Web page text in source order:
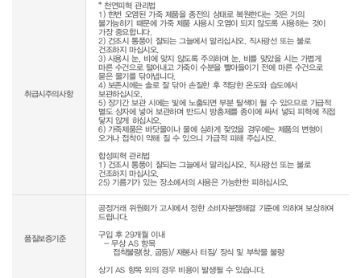
취급시주의사항
* 천연피혁 관리법
1) 한번 오염된 가죽 제품을 종전의 상태로 복원한다는 것은 거의
불가능하기 때문에 가죽 제품 사용시 오염이 되지 않도록 사용하는 것이
가장 중요합니다.
2) 건조시 통풍이 잘되는 그늘에서 말리십시오. 직사광선 또는 불로
건조하지 마십시오.
3) 사용시 눈, 비에 맞지 않도록 주의하며 눈, 비를 맞았을 시는 가볍게
마른 수건으로 털어내고 가죽이 수분을 빨아들이기 전에 마른 수건으로
묻은 물기를 닦아냅니다.
4) 보존시에는 솔로 잘 닦아 손질한 후 적당한 온도와 습도에서
보관하십시오.
5) 장기간 보관 시에는 빛에 노출되면 부분 탈색이 될 수 있으므로 가급적
별도 상자에 넣어 보관하며 반드시 방충제를 종이에 싸서 넣되 피혁에 직접
닿지 않게 하십시오.
6) 가죽제품은 바닷물이나 물에 심하게 젖었을 경우에는 제품의 변형이
오거나 접착이 약해 질 수 있으니 가급적 피해 주십시오.
합성피혁 관리법
1) 건조시 통풍이 잘되는 그늘에서 말리십시오. 직사광선 또는 불로
건조하지 마십시오.
25) 기름기가 있는 장소에서의 사용은 가능한한 피하십시오.
품질보증기준
공정거래 위원회가 고시에서 정한 소비자분쟁해결 기준에 의하여 보상하여
드립니다.
구입 후 29개월 이내
  - 무상 AS 항목
상기 AS 항목 외의 경우 비용이 발생될 수 있습니다.